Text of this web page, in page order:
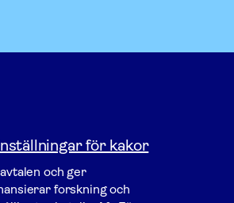
för kakor
och ger
forskning och